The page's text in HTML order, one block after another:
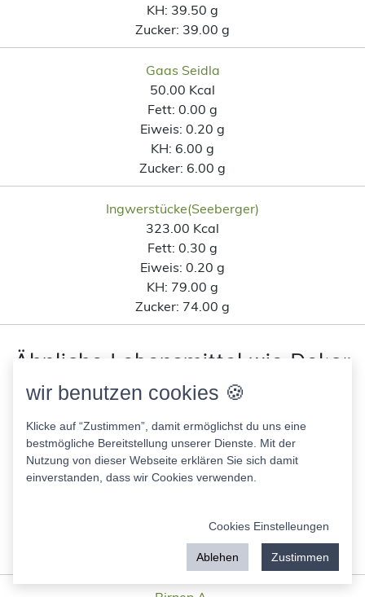
KH: 39.50 g
Zucker: 39.00 g
Gaas Seidla
50.00 Kcal
Fett: 0.00 g
Eiweis: 0.20 g
KH: 6.00 g
Zucker: 6.00 g
Ingwerstücke(Seeberger)
323.00 Kcal
Fett: 0.30 g
Eiweis: 0.20 g
KH: 79.00 g
Zucker: 74.00 g
Ähnliche Lebensmittel wie Dekor
Streusel Lakritz-Geschmack Dr.
Oetker nach Kohlenhydratanteil
Sweet Chili Sauce mit Limettensaft Vitasia Thai Style
133.00 Kcal
28.60 g
wir benutzen cookies 🍪
Klicke auf “Zustimmen”, damit ermöglichst du uns eine
bestmögliche Bereitstellung unserer Dienste. Mit der
Nutzung von dieser Webseite erklären Sie sich damit
einverstanden, dass wir Cookies verwenden.
Cookies Einstelleungen
Ablehen Zustimmen